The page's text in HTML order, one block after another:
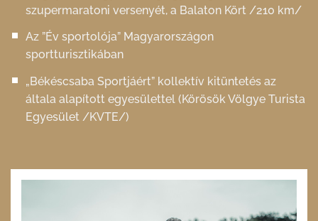
szupermaratoni versenyét, a Balaton Kört /210 km/
Az ”Év sportolója” Magyarországon
sportturisztikában
„Békéscsaba Sportjáért” kollektív kitüntetés az
általa alapított egyesülettel (Körösök Völgye Turista
Egyesület /KVTE/)